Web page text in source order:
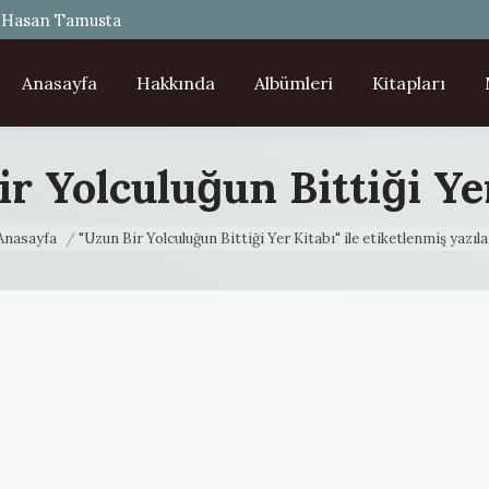
Tamusta
Anasayfa Hakkında Albümleri Kitapları
Yolculuğun Bittiği
are here:"Uzun Bir Yolculuğun Bittiği Yer Kitabı" ile etiketlenmiş